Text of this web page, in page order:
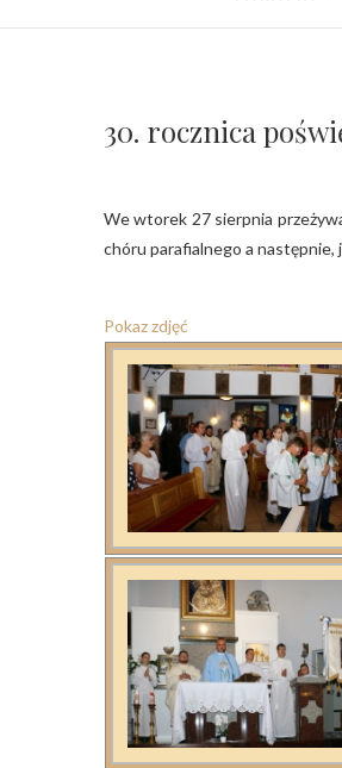
30. rocznica
We wtorek 27 sierpnia przeżywaliśmy 30. rocznicę poświęcenia naszego kościoła. Po Eucharystii odbył się Koncert Maryjny naszego
chóru parafialnego a następnie,
Pokaz zdjęć